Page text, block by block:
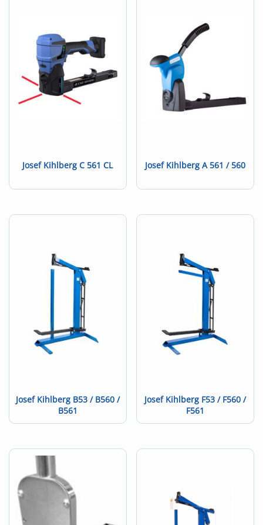
Josef Kihlberg C 561 CL Josef Kihlberg A 561 / 560
Josef Kihlberg B53 / B560 /
B561
Josef Kihlberg F53 / F560 /
F561